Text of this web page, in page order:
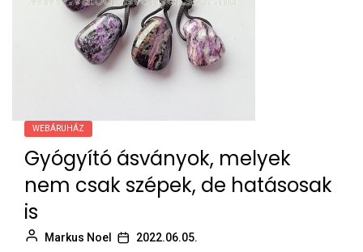
WEBÁRUHÁZ
Gyógyító ásványok, melyek
nem csak szépek, de hatásosak
is
Markus Noel 2022.06.05.